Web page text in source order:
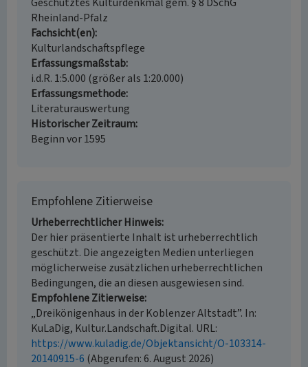
Rheinland-Pfalz
Fachsicht(en)
Kulturlandschaftspflege
Erfassungsmaßstab
i.d.R. 1:5.000 (größer als 1:20.000)
Erfassungsmethode
Literaturauswertung
Historischer Zeitraum
Beginn vor 1595
Empfohlene Zitierweise
Urheberrechtlicher Hinweis
Der hier präsentierte Inhalt ist urheberrechtlich
geschützt. Die angezeigten Medien unterliegen
möglicherweise zusätzlichen urheberrechtlichen
Bedingungen, die an diesen ausgewiesen sind.
Empfohlene Zitierweise
„Dreikönigenhaus in der Koblenzer Altstadt”. In:
KuLaDig, Kultur.Landschaft.Digital. URL:
https://www.kuladig.de/Objektansicht/O-103314-
20140915-6 (Abgerufen: 6. August 2026)